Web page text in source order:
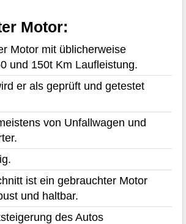
Motor:
Motor mit üblicherweise
und 150t Km Laufleistung.
er als geprüft und getestet
von Unfallwagen und
ist ein gebrauchter Motor
und haltbar.
des Autos